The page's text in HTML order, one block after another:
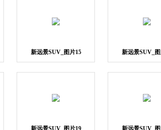
新远景SUV_图片15 新远景SUV_
新远景SUV_图片19 新远景SUV_